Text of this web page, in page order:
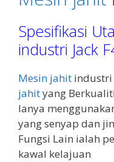
Spesifikasi
industri Jack
Mesin jahit industri
jahityang
Ianya
yang senyap dan
Fungsi Lain ialah
kawal kelajuan